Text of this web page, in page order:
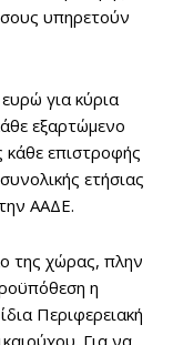
υπηρετούν
για κύρια
εξαρτώμενο
επιστροφής
ετήσιας
ΑΑΔΕ.
της χώρας, πλην
η
Περιφερειακή